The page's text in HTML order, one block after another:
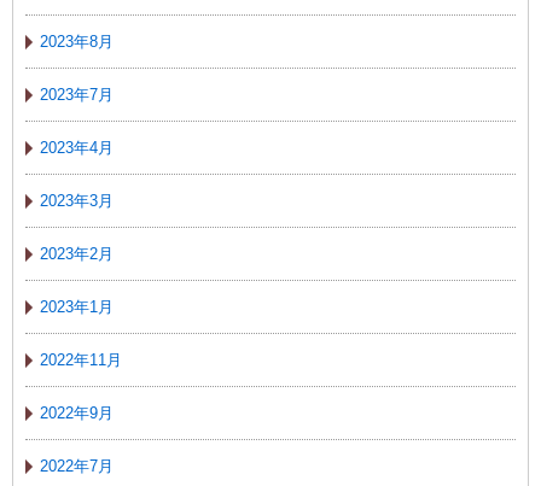
2023年8月
2023年7月
2023年4月
2023年3月
2023年2月
2023年1月
2022年11月
2022年9月
2022年7月